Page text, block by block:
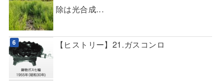
除は光合成...
【ヒストリー】21.ガスコンロ